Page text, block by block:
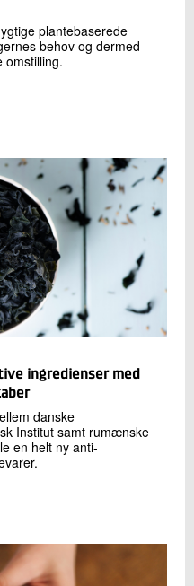
plantebaserede
behov og dermed
omstilling.
ingredienser med
danske
Institut samt rumænske
en helt ny anti-